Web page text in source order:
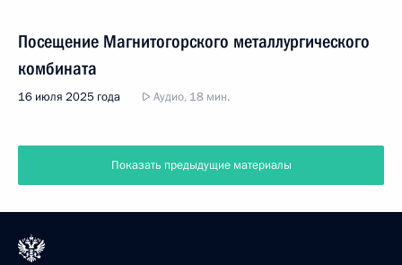
Посещение Магнитогорского металлургического
комбината
16 июля 2025 года Аудио, 18 мин.
Показать предыдущие материалы